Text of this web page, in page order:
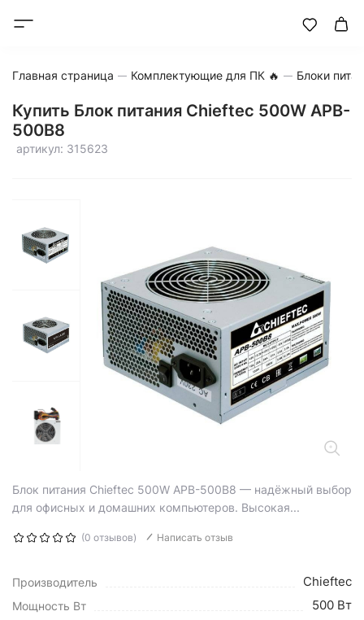
Главная страница Комплектующие для ПК 🔥 Блоки
Купить Блок питания Chieftec 500W APB-
500B8
артикул: 315623
Блок питания Chieftec 500W APB-500B8 — надёжный выбор
для офисных и домашних компьютеров. Высокая...
(0 отзывов) Написать отзыв
Производитель Chieftec
Мощность Вт 500 Вт